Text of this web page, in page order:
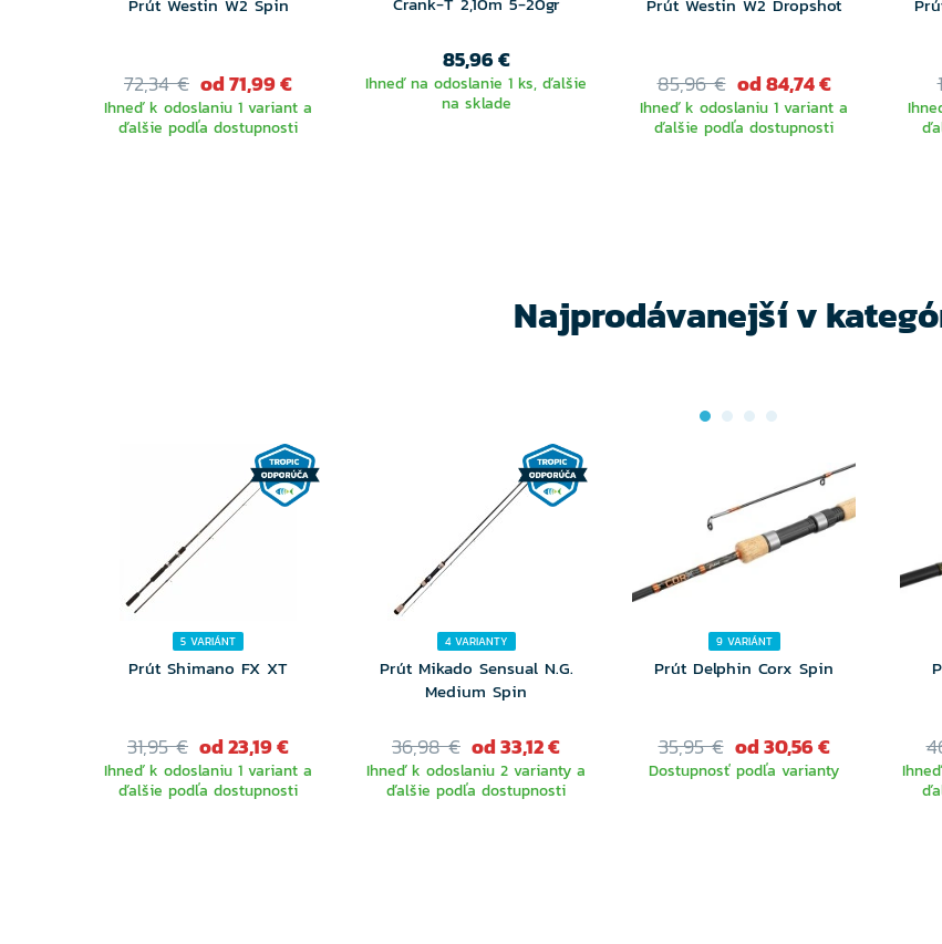
72,34 € od 71,99 €
Ihneď k odoslaniu 1 variant a
ďalšie podľa dostupnosti
85,96 €
Ihneď na odoslanie 1 ks, ďalšie
na sklade
85,96 € od 84,74 €
Ihneď k odoslaniu 1 variant a
ďalšie podľa dostupnosti
Najprodávanejší v
5 VARIÁNT
Prút Shimano FX XT
31,95 € od 23,19 €
Ihneď k odoslaniu 1 variant a
ďalšie podľa dostupnosti
4 VARIANTY
Prút Mikado Sensual N.G.
Medium Spin
36,98 € od 33,12 €
Ihneď k odoslaniu 2 varianty a
ďalšie podľa dostupnosti
9 VARIÁNT
Prút Delphin Corx Spin
35,95 € od 30,56 €
Dostupnosť podľa varianty